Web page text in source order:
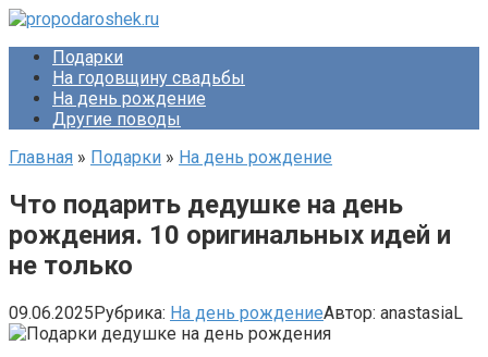
Перейти
контентуПодарки
На годовщину свадьбы
На день рождение
Другие поводы
Главная » Подарки » На день рождение
Что подарить дедушке на день
рождения. 10 оригинальных идей и
не только
09.06.2025Рубрика: На день рождениеАвтор: anastasiaL